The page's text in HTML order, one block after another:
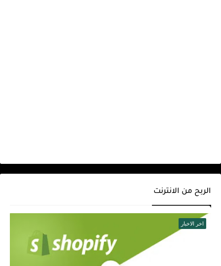
الربح من الانترنت
اخر الاخبار